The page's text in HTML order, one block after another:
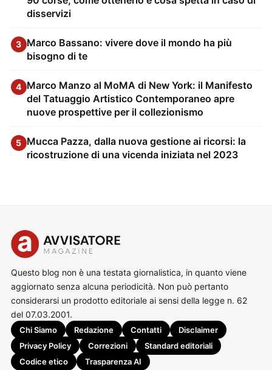
disservizi
3 Marco Bassano: vivere dove il mondo ha più
bisogno di te
4 Marco Manzo al MoMA di New York: il Manifesto
del Tatuaggio Artistico Contemporaneo apre
nuove prospettive per il collezionismo
5 Mucca Pazza, dalla nuova gestione ai ricorsi: la
ricostruzione di una vicenda iniziata nel 2023
Questo blog non è una testata giornalistica, in quanto viene
aggiornato senza alcuna periodicità. Non può pertanto
considerarsi un prodotto editoriale ai sensi della legge n. 62
del 07.03.2001.
Chi Siamo Redazione Contatti
Disclaimer
Privacy Policy
Correzioni
Standard editoriali
Codice etico
Trasparenza AI